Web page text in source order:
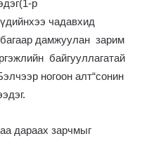
р
чадавхид
багаар дамжуулан зарим
байгууллагатай
ногоон алт“сонин
дараах зарчмыг